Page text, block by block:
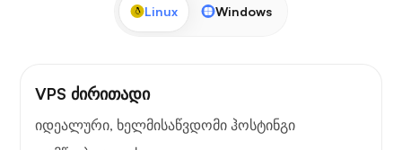
Linux Windows
VPS ძირითადი
იდეალური, ხელმისაწვდომი ჰოსტინგი